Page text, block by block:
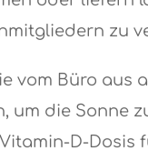
zu
vom Büro aus
um die Sonne
D-Dosis